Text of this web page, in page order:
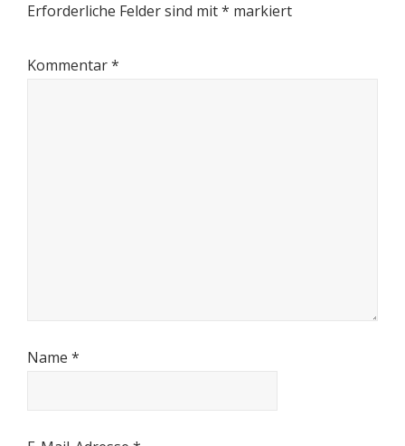
Erforderliche Felder sind mit* markiert
Kommentar*
Name *